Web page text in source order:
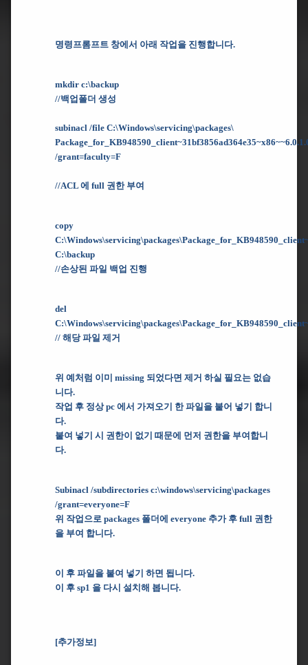
명령프롬프트 창에서 아래 작업을 진행합니다.
mkdir c:\backup
//백업폴더 생성
subinacl /file C:\Windows\servicing\packages\
/grant=faculty=F
//ACL 에 full 권한 부여
copy
C:\backup
//손상된 파일 백업 진행
del
// 해당 파일 제거
위 예처럼 이미 missing 되었다면 제거 하실 필요는 없습
니다.
작업 후 정상 pc 에서 가져오기 한 파일을 붙어 넣기 합니
다.
붙여 넣기 시 권한이 없기 때문에 먼저 권한을 부여합니
다.
Subinacl /subdirectories c:\windows\servicing\packages
/grant=everyone=F
위 작업으로 packages 폴더에 everyone 추가 후 full 권한
을 부여 합니다.
이 후 파일을 붙여 넣기 하면 됩니다.
이 후 sp1 을 다시 설치해 봅니다.
[추가정보]